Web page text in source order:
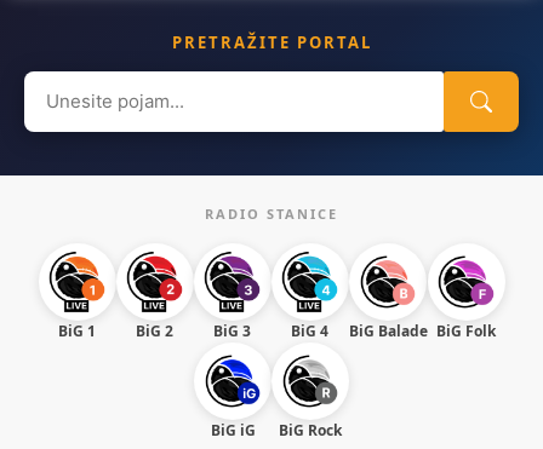
PRETRAŽITE PORTAL
Search
for:
RADIO STANICE
BiG 1 BiG 2 BiG 3 BiG 4 BiG Balade BiG Folk
BiG iG BiG Rock